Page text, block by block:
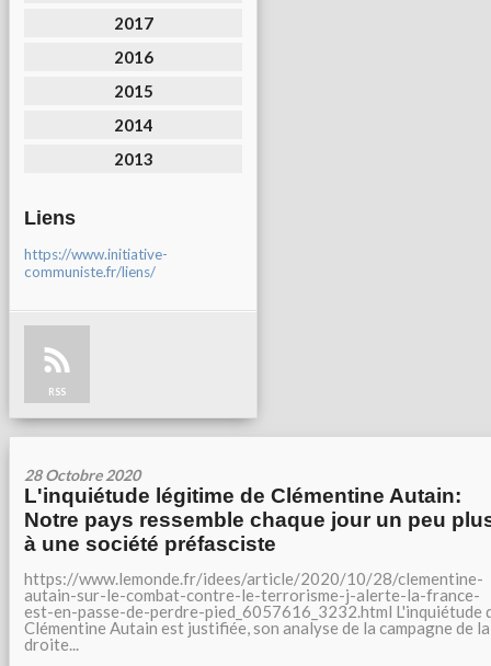
2017
2016
2015
2014
2013
Liens
https://www.initiative-
communiste.fr/liens/
RSS
28 Octobre 2020
L'inquiétude légitime de Clémentine Autain:
Notre pays ressemble chaque jour un peu
à une société préfasciste
https://www.lemonde.fr/idees/article/2020/10/28/clementine-
autain-sur-le-combat-contre-le-terrorisme-j-alerte-la-france-
est-en-passe-de-perdre-pied_6057616_3232.html L'inquiétude
Clémentine Autain est justifiée, son analyse de la campagne de la
droite...